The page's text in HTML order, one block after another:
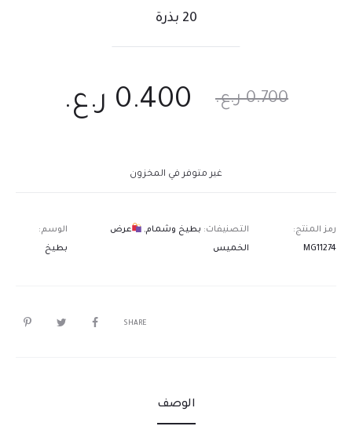
20 بذرة
0.700 ر.ع. 0.400 ر.ع.
غير متوفر في المخزون
رمز المنتج:
MG11274
التصنيفات: بطيخ وشمام,
عرض
الخميس
الوسم:
بطيخ
SHARE
الوصف